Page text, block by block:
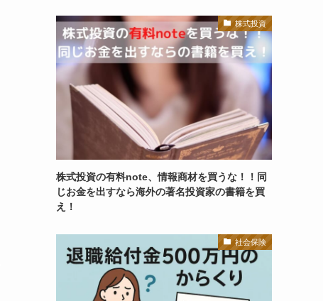
株式投資
株式投資の有料note、情報商材を買うな！！同
じお金を出すなら海外の著名投資家の書籍を買
え！
社会保険